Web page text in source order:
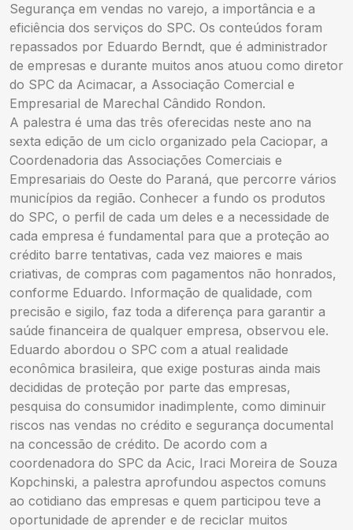
Segurança em vendas no varejo, a importância e a
eficiência dos serviços do SPC. Os conteúdos foram
repassados por Eduardo Berndt, que é administrador
de empresas e durante muitos anos atuou como diretor
do SPC da Acimacar, a Associação Comercial e
Empresarial de Marechal Cândido Rondon.
A palestra é uma das três oferecidas neste ano na
sexta edição de um ciclo organizado pela Caciopar, a
Coordenadoria das Associações Comerciais e
Empresariais do Oeste do Paraná, que percorre vários
municípios da região. Conhecer a fundo os produtos
do SPC, o perfil de cada um deles e a necessidade de
cada empresa é fundamental para que a proteção ao
crédito barre tentativas, cada vez maiores e mais
criativas, de compras com pagamentos não honrados,
conforme Eduardo. Informação de qualidade, com
precisão e sigilo, faz toda a diferença para garantir a
saúde financeira de qualquer empresa, observou ele.
Eduardo abordou o SPC com a atual realidade
econômica brasileira, que exige posturas ainda mais
decididas de proteção por parte das empresas,
pesquisa do consumidor inadimplente, como diminuir
riscos nas vendas no crédito e segurança documental
na concessão de crédito. De acordo com a
coordenadora do SPC da Acic, Iraci Moreira de Souza
Kopchinski, a palestra aprofundou aspectos comuns
ao cotidiano das empresas e quem participou teve a
oportunidade de aprender e de reciclar muitos